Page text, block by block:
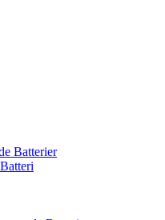
Batterier